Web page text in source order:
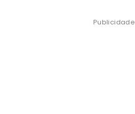
Publicidade